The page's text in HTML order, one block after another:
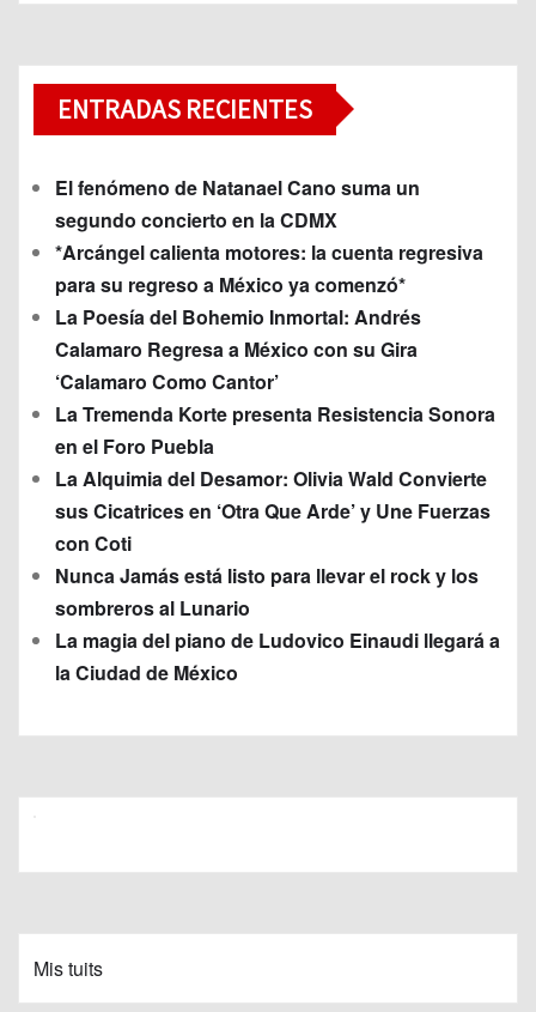
ENTRADAS RECIENTES
El fenómeno de Natanael Cano suma un
segundo concierto en la CDMX
*Arcángel calienta motores: la cuenta regresiva
para su regreso a México ya comenzó*
La Poesía del Bohemio Inmortal: Andrés
Calamaro Regresa a México con su Gira
‘Calamaro Como Cantor’
La Tremenda Korte presenta Resistencia Sonora
en el Foro Puebla
La Alquimia del Desamor: Olivia Wald Convierte
sus Cicatrices en ‘Otra Que Arde’ y Une Fuerzas
con Coti
Nunca Jamás está listo para llevar el rock y los
sombreros al Lunario
La magia del piano de Ludovico Einaudi llegará a
la Ciudad de México
Mis tuits